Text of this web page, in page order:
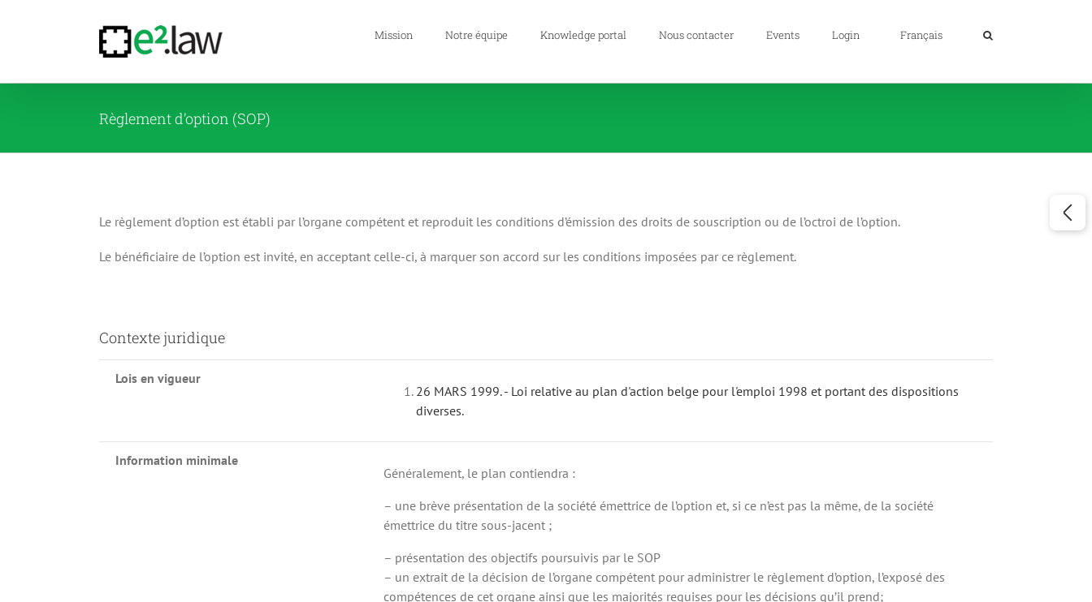
Mission Notre équipe Knowledge portal Nous contacter Events Login Français
Règlement d’option (SOP)
Le règlement d’option est établi par l’organe compétent et reproduit les conditions d’émission des droits de souscription ou de l’octroi de l’option.
Le bénéficiaire de l’option est invité, en acceptant celle-ci, à marquer son accord sur les conditions imposées par ce règlement.
Contexte juridique
Lois en vigueur
26 MARS 1999. - Loi relative au plan d'action belge pour l'emploi 1998 et portant des dispositions
diverses.
Information minimale
Généralement, le plan contiendra :
– une brève présentation de la société émettrice de l’option et, si ce n’est pas la même, de la société
émettrice du titre sous-jacent ;
– présentation des objectifs poursuivis par le SOP
– un extrait de la décision de l’organe compétent pour administrer le règlement d’option, l’exposé des
compétences de cet organe ainsi que les majorités requises pour les décisions qu’il prend;